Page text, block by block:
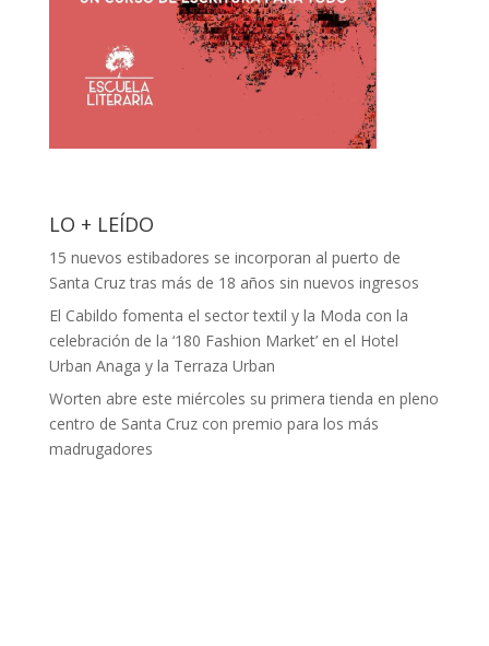
LO + LEÍDO
15 nuevos estibadores se incorporan al puerto de
Santa Cruz tras más de 18 años sin nuevos ingresos
El Cabildo fomenta el sector textil y la Moda con la
celebración de la ‘180 Fashion Market’ en el Hotel
Urban Anaga y la Terraza Urban
Worten abre este miércoles su primera tienda en pleno
centro de Santa Cruz con premio para los más
madrugadores